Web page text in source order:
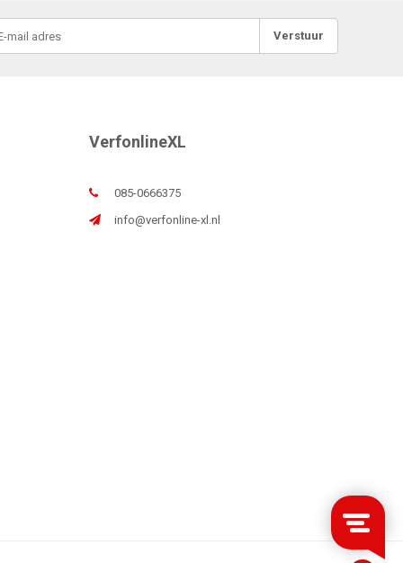
Verstuur
VerfonlineXL
085-0666375
info@verfonline-xl.nl